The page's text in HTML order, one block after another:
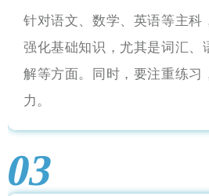
针对语文、数学、英语等主科
强化基础知识，尤其是词汇、
解等方面。同时，要注重练习
力。
03